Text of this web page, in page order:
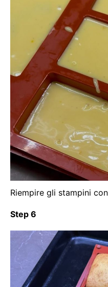
Riempire gli stampini
Step 6